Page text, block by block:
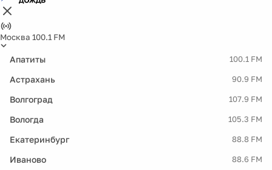
Москва 100.1 FM
Апатиты 100.1 FM
Астрахань 90.9 FM
Волгоград 107.9 FM
Вологда 105.3 FM
Екатеринбург 88.8 FM
Иваново 88.6 FM